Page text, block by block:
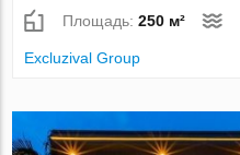
Площадь:250 м²
Excluzival Group